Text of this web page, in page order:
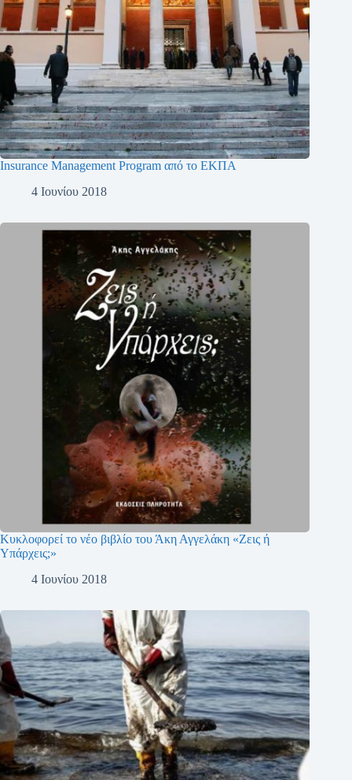
Insurance Management Program από το ΕΚΠΑ
4 Ιουνίου 2018
Κυκλοφορεί το νέο βιβλίο του Άκη Αγγελάκη «Ζεις ή
Υπάρχεις;»
4 Ιουνίου 2018